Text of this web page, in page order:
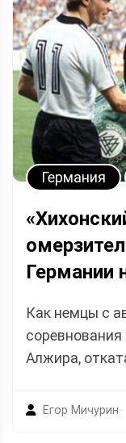
Германия
Германии
Как немцы с
Алжира,
Егор Мичурин